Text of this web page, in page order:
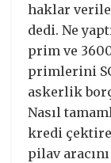
haklar
dedi. Ne
prim ve
primlerini
askerlik
Nasıl
kredi
pilav